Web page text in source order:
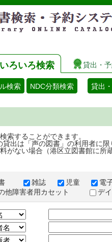
いろいろ検索 貸出・
検索 NDC分類検索 貸出
索することができます。
出は「声の図書」の利用者に限
がない場合（港区立図書館に所
雑誌 児童
電
他障害者用カセット
デ